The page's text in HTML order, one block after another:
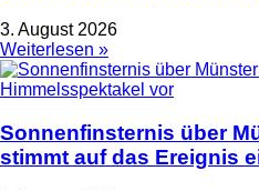
3. August 2026
Weiterlesen »
Sonnenfinsternis über
stimmt auf das Ereignis